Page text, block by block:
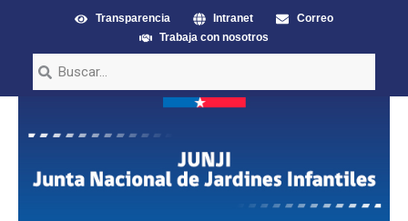
Transparencia Intranet
Correo
Trabaja con nosotros